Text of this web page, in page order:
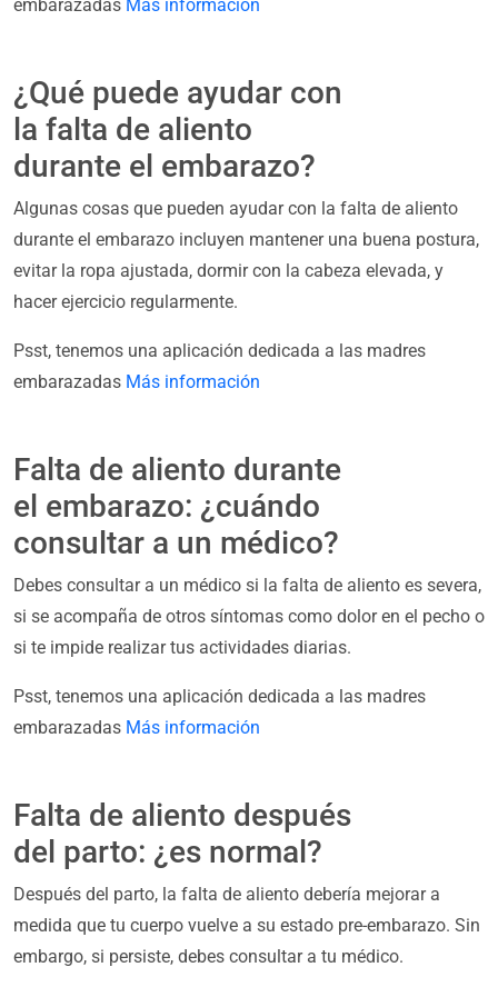
embarazadas Más información
¿Qué puede ayudar con
la falta de aliento
durante el embarazo?
Algunas cosas que pueden ayudar con la falta de aliento
durante el embarazo incluyen mantener una buena postura,
evitar la ropa ajustada, dormir con la cabeza elevada, y
hacer ejercicio regularmente.
Psst, tenemos una aplicación dedicada a las madres
embarazadas Más información
Falta de aliento durante
el embarazo: ¿cuándo
consultar a un médico?
Debes consultar a un médico si la falta de aliento es severa,
si se acompaña de otros síntomas como dolor en el pecho o
si te impide realizar tus actividades diarias.
Psst, tenemos una aplicación dedicada a las madres
embarazadas Más información
Falta de aliento después
del parto: ¿es normal?
Después del parto, la falta de aliento debería mejorar a
medida que tu cuerpo vuelve a su estado pre-embarazo. Sin
embargo, si persiste, debes consultar a tu médico.